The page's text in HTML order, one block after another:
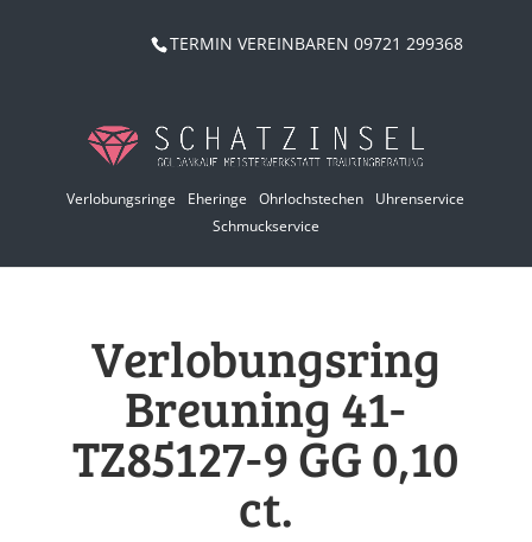
TERMIN VEREINBAREN 09721 299368
Verlobungsringe Eheringe Ohrlochstechen
Uhrenservice
Schmuckservice
Verlobungsring
Breuning 41-
TZ85127-9 GG 0,10
ct.